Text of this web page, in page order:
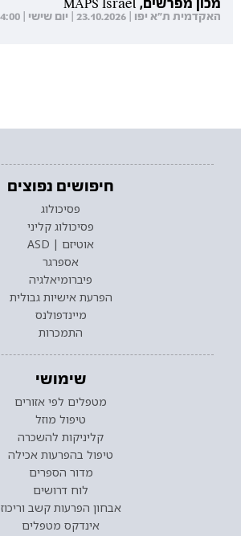
האקדמית ת"א יפו | 23.10.2026 | יום שישי | 08:30-14:00
חיפושים נפוצים
פסיכולוג
פסיכולוג קליני
אוטיזם | ASD
אספרגר
פיברומיאלגיה
הפרעת אישיות גבולית
מיינדפולנס
התמכרות
שימושי
מטפלים לפי אזורים
טיפול מוזל
קליניקות להשכרה
טיפול בהפרעות אכילה
מדור הספרים
לוח דרושים
אבחון הפרעות קשב וריכוז
אינדקס מטפלים